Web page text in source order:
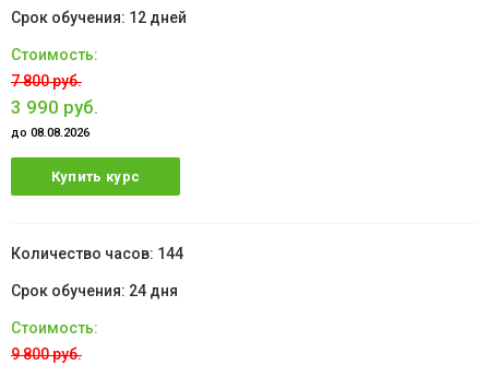
12 дней
7 800 руб.
3 990 руб.
до 08.08.2026
Купить курс
144
24 дня
9 800 руб.